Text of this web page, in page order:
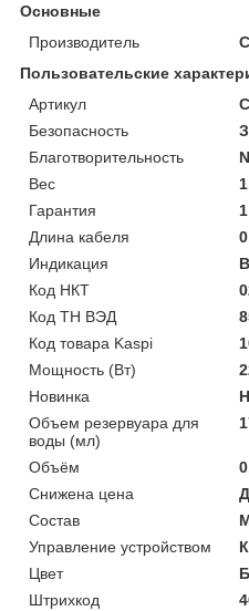
Основные
Производитель
Пользовательские
Артикул
Безопасность
Благотворительность
N
Вес
Гарантия
Длина кабеля
Индикация
Код НКТ
Код ТН ВЭД
Код товара Kaspi
Мощность (Bт)
Новинка
Объем резервуара для
воды (мл)
Объём
Снижена цена
Состав
Управление устройством
Цвет
Штрихкод